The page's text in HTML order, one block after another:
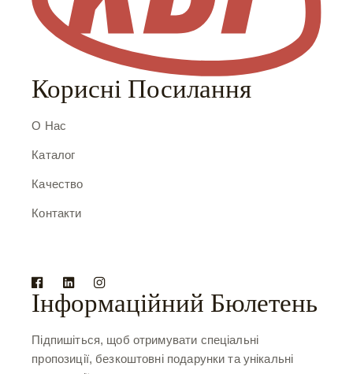
Корисні Посилання
О Нас
Каталог
Качество
Контакти
Інформаційний Бюлетень
Підпишіться, щоб отримувати спеціальні
пропозиції, безкоштовні подарунки та унікальні